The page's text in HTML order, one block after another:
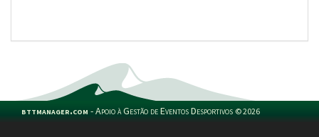
bttmanager.com -Apoio à Gestão de Eventos Desportivos ©2026